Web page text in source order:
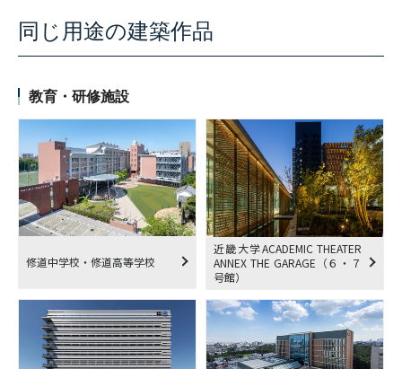
同じ用途の建築作品
教育・研修施設
修道中学校・修道高等学校
近畿大学ACADEMIC THEATER
ANNEX THE GARAGE（６・７
号館）